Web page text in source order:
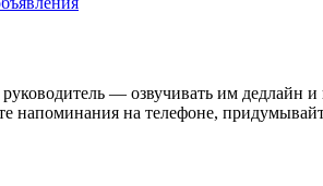
— озвучивать им дедлайн
напоминания на телефоне,